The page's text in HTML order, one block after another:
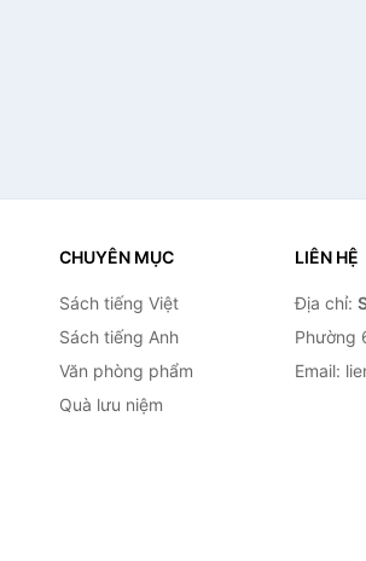
CHUYÊN MỤC
Sách tiếng Việt
Sách tiếng Anh
Văn phòng phẩm
Quà lưu niệm
LIÊN HỆ
Địa chỉ:
Phường
Email: